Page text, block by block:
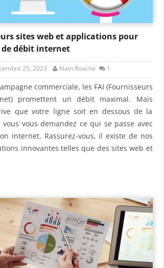
sites web et applications pour
débit internet
25, 2023 Alain Roache 1
commerciale, les FAI (Fournisseurs
promettent un débit maximal. Mais
que votre ligne soit en dessous de la
vous demandez ce qui se passe avec
internet. Rassurez-vous, il existe de nos
innovantes telles que des sites web et